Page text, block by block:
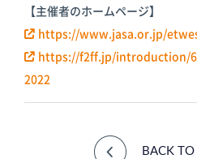
【主催者のホームページ】
https://www.jasa.or.jp/
https://f2ff.jp/introduction/
2022
BACK TO